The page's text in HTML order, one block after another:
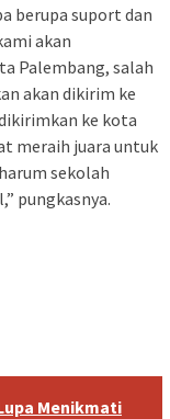
berupa suport dan
akan
Palembang, salah
akan dikirim ke
ke kota
meraih juara untuk
sekolah
pungkasnya.
Menikmati